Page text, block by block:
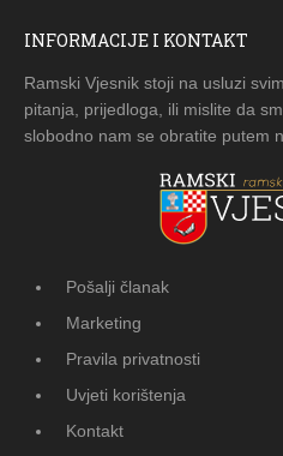
INFORMACIJE I KONTAKT
Ramski Vjesnik stoji na usluzi
pitanja, prijedloga, ili mislite da
slobodno nam se obratite putem
Pošalji članak
Marketing
Pravila privatnosti
Uvjeti korištenja
Kontakt